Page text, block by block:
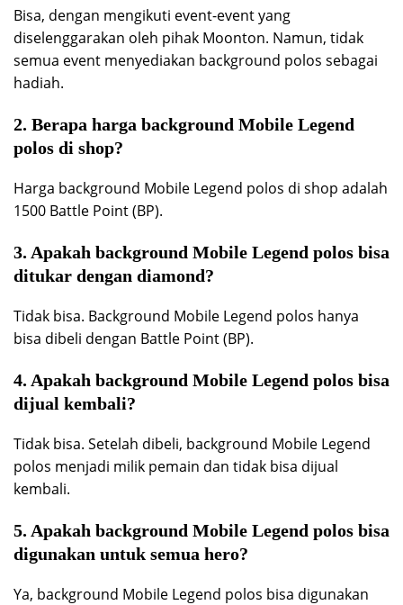
Bisa, dengan mengikuti event-event yang
diselenggarakan oleh pihak Moonton. Namun, tidak
semua event menyediakan background polos sebagai
hadiah.
2. Berapa harga background Mobile Legend
polos di shop?
Harga background Mobile Legend polos di shop adalah
1500 Battle Point (BP).
3. Apakah background Mobile Legend polos bisa
ditukar dengan diamond?
Tidak bisa. Background Mobile Legend polos hanya
bisa dibeli dengan Battle Point (BP).
4. Apakah background Mobile Legend polos bisa
dijual kembali?
Tidak bisa. Setelah dibeli, background Mobile Legend
polos menjadi milik pemain dan tidak bisa dijual
kembali.
5. Apakah background Mobile Legend polos bisa
digunakan untuk semua hero?
Ya, background Mobile Legend polos bisa digunakan